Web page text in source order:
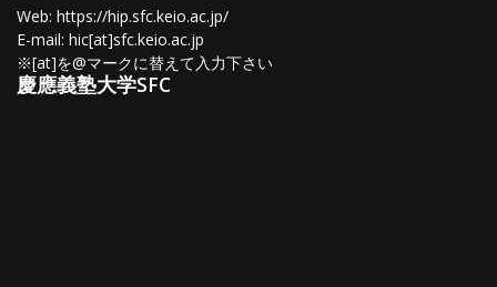
Web: https://hip.sfc.keio.ac.jp/
E-mail: hic[at]sfc.keio.ac.jp
※[at]を@マークに替えて入力下さい
慶應義塾大学SFC